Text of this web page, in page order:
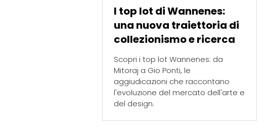
I top lot di Wannenes:
una nuova traiettoria di
collezionismo e ricerca
Scopri i top lot Wannenes: da
Mitoraj a Gio Ponti, le
aggiudicazioni che raccontano
l'evoluzione del mercato dell'arte e
del design.